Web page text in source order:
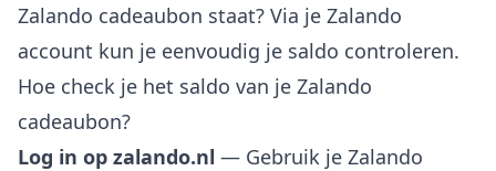
Zalando cadeaubon staat? Via je Zalando
account kun je eenvoudig je saldo controleren.
Hoe check je het saldo van je Zalando
cadeaubon?
Log in op zalando.nl — Gebruik je Zalando